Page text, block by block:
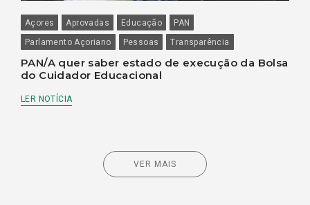
Açores Aprovadas Educação
PAN
Parlamento Açoriano
Pessoas Transparência
PAN/A quer saber estado de execução da Bolsa
do Cuidador Educacional
LER NOTÍCIA
VER MAIS